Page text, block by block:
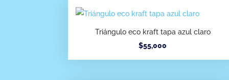
Triángulo eco kraft tapa azul claro
$55,000